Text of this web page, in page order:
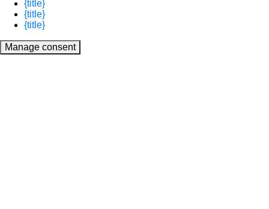
{title}
{title}
{title}
Manage consent